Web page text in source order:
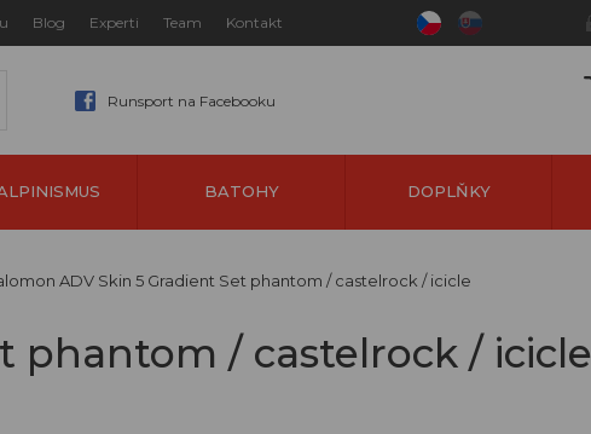
Blog Experti Team Kontakt
Runsport na Facebooku
BATOHY DOPLŇKY
ADV Skin 5 Gradient Set phantom / castelrock / icicle
phantom / castelrock / icicle